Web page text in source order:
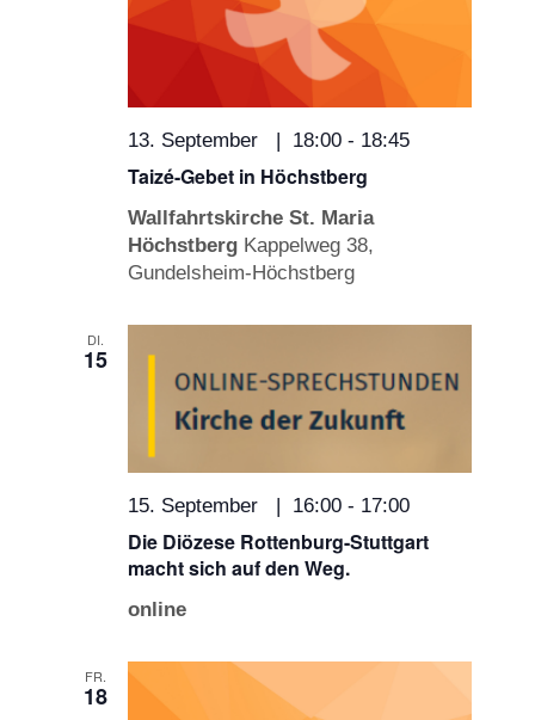
Taizé-Gebet in Höchstberg
13. September | 18:00 - 18:45
Wallfahrtskirche St. Maria
Höchstberg Kappelweg 38,
Gundelsheim-Höchstberg
DI.
15
Die Diözese Rottenburg-Stuttgart
macht sich auf den Weg.
15. September | 16:00 - 17:00
online
FR.
18